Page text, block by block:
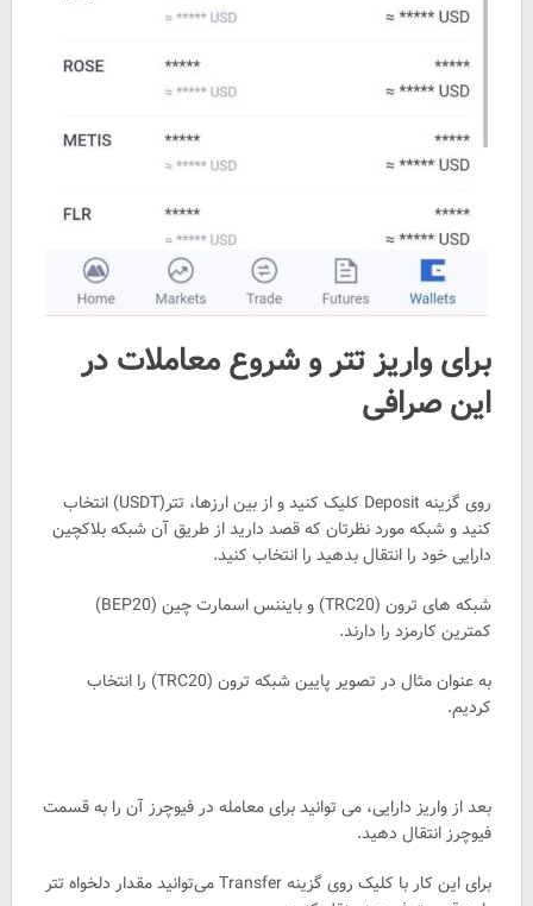
برای واریز تتر و شروع معاملات در
این صرافی
روی گزینه Deposit کلیک کنید و از بین ارزها، تتر(USDT) انتخاب
کنید و شبکه مورد نظرتان که قصد دارید از طریق آن شبکه بلاکچین
دارایی خود را انتقال بدهید را انتخاب کنید.
شبکه های ترون (TRC20) و بایننس اسمارت چین (BEP20)
کمترین کارمزد را دارند.
به عنوان مثال در تصویر پایین شبکه ترون (TRC20) را انتخاب
کردیم.
بعد از واریز دارایی، می توانید برای معامله در فیوچرز آن را به قسمت
فیوچرز انتقال دهید.
برای این کار با کلیک روی گزینه Transfer می‌توانید مقدار دلخواه تتر